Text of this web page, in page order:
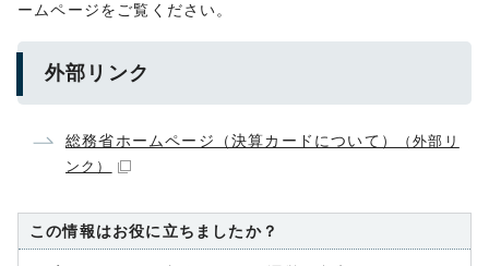
ームページをご覧ください。
外部リンク
総務省ホームページ（決算カードについて）
（外部リ
ンク）
この情報はお役に立ちましたか？